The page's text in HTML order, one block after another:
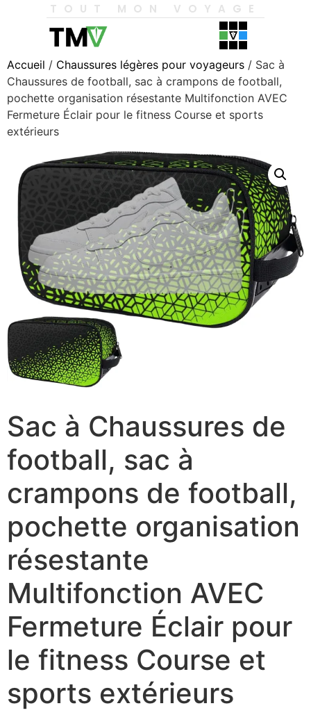
TOUT MON VOYAGE
Accueil / Chaussures légères pour voyageurs / Sac à
Chaussures de football, sac à crampons de football,
pochette organisation résestante Multifonction AVEC
Fermeture Éclair pour le fitness Course et sports
extérieurs
Sac à Chaussures de
football, sac à
crampons de football,
pochette organisation
résestante
Multifonction AVEC
Fermeture Éclair pour
le fitness Course et
sports extérieurs